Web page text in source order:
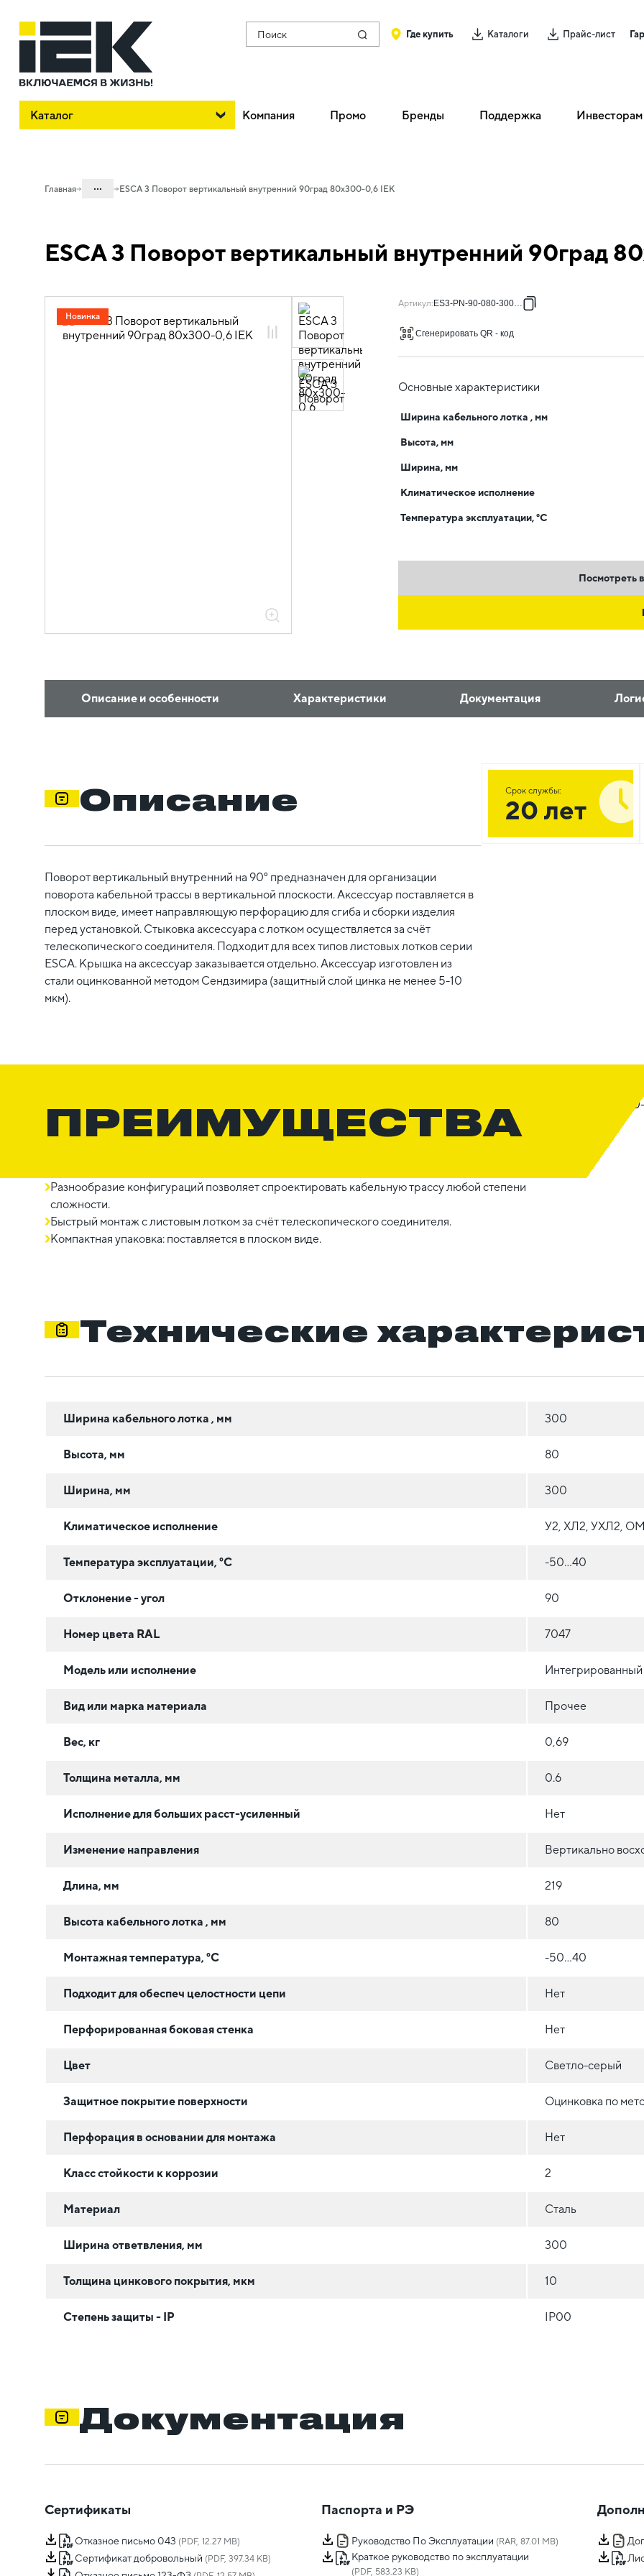
Поиск Где купить Каталоги Прайс-лист
Каталог Компания Промо Бренды Поддержка Инвесторам
Главная ...
05. Системы для прокладки кабеля
05.04 Кабельные лотки и аксессуары
05.04.04.03 Аксессуары для лотков
листовых ESCA
ESCA 3 Поворот вертикальный внутренний 90град 80х300-0,6 IEK
ESCA 3 Поворот вертикальный внутренний 90град
Новинка
Артикул: ES3-PN-90-080-300-06
Сгенерировать QR - код
Основные характеристики
Ширина кабельного лотка , мм
Высота, мм
Ширина, мм
Климатическое исполнение
Температура эксплуатации, °C
Посмотреть
Описание и особенности Характеристики Документация
Описание
Поворот вертикальный внутренний на 90° предназначен для организации
поворота кабельной трассы в вертикальной плоскости. Аксессуар поставляется в
плоском виде, имеет направляющую перфорацию для сгиба и сборки изделия
перед установкой. Стыковка аксессуара с лотком осуществляется за счёт
телескопического соединителя. Подходит для всех типов листовых лотков серии
ESCA. Крышка на аксессуар заказывается отдельно. Аксессуар изготовлен из
стали оцинкованной методом Сендзимира (защитный слой цинка не менее 5-10
мкм).
Срок службы:
20 лет
ПРЕИМУЩЕСТВА
Разнообразие конфигураций позволяет спроектировать кабельную трассу любой степени
сложности.
Быстрый монтаж с листовым лотком за счёт телескопического соединителя.
Компактная упаковка: поставляется в плоском виде.
Технические
Ширина кабельного лотка , мм 300
Высота, мм 80
Ширина, мм 300
Климатическое исполнение У2, ХЛ2, УХЛ2,
Температура эксплуатации, °C -50...40
Отклонение - угол 90
Номер цвета RAL 7047
Модель или исполнение
Вид или марка материала Прочее
Вес, кг 0,69
Толщина металла, мм 0.6
Исполнение для больших расст-усиленный Нет
Изменение направления Вертикально
Длина, мм 219
Высота кабельного лотка , мм 80
Монтажная температура, °C -50...40
Подходит для обеспеч целостности цепи Нет
Перфорированная боковая стенка Нет
Цвет Светло-серый
Защитное покрытие поверхности Оцинковка по
Перфорация в основании для монтажа Нет
Класс стойкости к коррозии 2
Материал Сталь
Ширина ответвления, мм 300
Толщина цинкового покрытия, мкм 10
Степень защиты - IP IP00
Документация
Сертификаты
Отказное письмо 043 (PDF, 12.27 MB)
Сертификат добровольный (PDF, 397.34 KB)
Паспорта и РЭ
Руководство По Эксплуатации (RAR, 87.01 MB)
Краткое руководство по эксплуатации
(PDF, 583.23 KB)